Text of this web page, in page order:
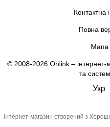
Контактна
Повна
Мапа
© 2008-2026 Onlink –
та
Укр
Інтернет-магазин створений з